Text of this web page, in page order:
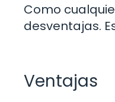
Como
desventajas.
Ventajas